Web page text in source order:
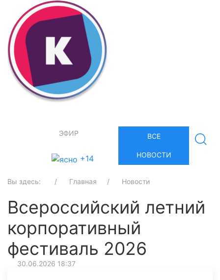
ЭФИР
+14
ВСЕ
НОВОСТИ
Вы здесь: Главная Новости
Всероссийский летний
корпоративный
фестиваль 2026
30.06.2026 18:37